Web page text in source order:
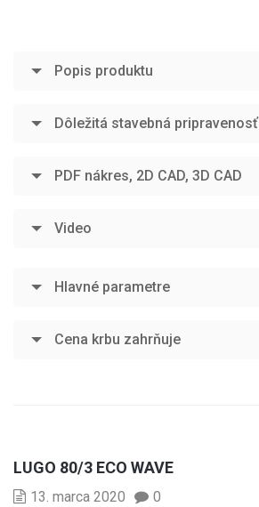
Popis produktu
Dôležitá stavebná pripravenosť
PDF nákres, 2D CAD, 3D CAD
Video
Hlavné parametre
Cena krbu zahrňuje
LUGO 80/3 ECO WAVE
13. marca 2020 0